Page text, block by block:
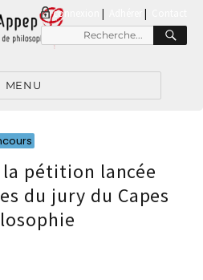
connexion |
Recherche
pour
MENU
pétition lancée
du jury du Capes